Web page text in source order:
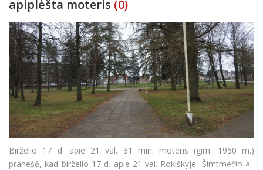
apiplėšta moteris (0)
Birželio 17 d. apie 21 val. 31 min. moteris (gim. 1950 m.)
pranešė, kad birželio 17 d. apie 21 val. Rokiškyje, Šimtmečio a.,